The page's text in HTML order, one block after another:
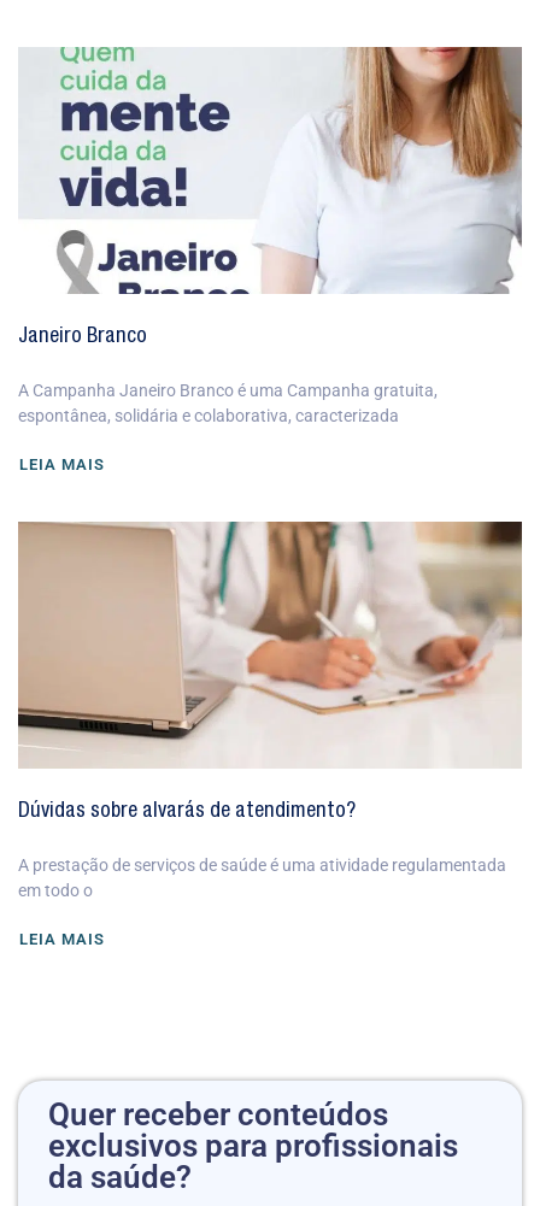
Janeiro Branco
A Campanha Janeiro Branco é uma Campanha gratuita,
espontânea, solidária e colaborativa, caracterizada
LEIA MAIS
Dúvidas sobre alvarás de atendimento?
A prestação de serviços de saúde é uma atividade regulamentada
em todo o
LEIA MAIS
Quer receber conteúdos
exclusivos para profissionais
da saúde?